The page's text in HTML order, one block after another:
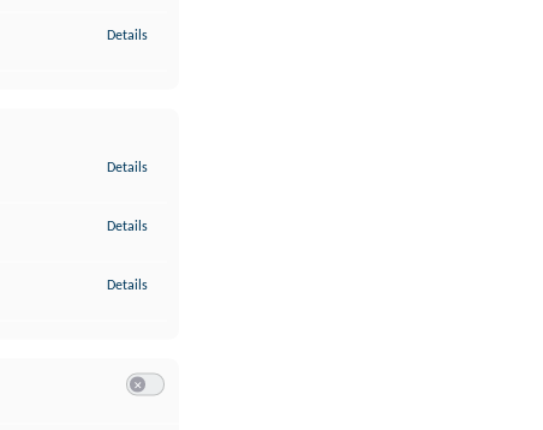
Details
Details
Details
Details